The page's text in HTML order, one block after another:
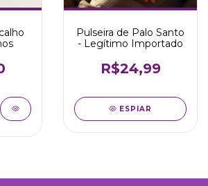
Pulseira de Palo Santo
- Legítimo Importado
R$24,99
ESPIAR